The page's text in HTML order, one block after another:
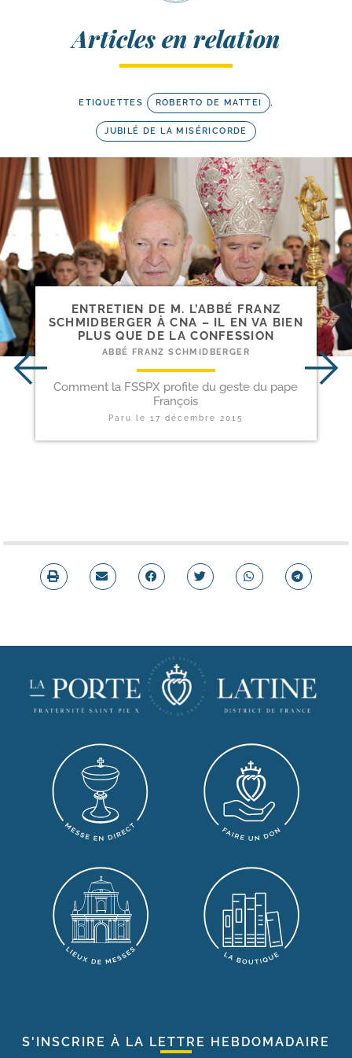
Articles en relation
ETIQUETTES ROBERTO DE MATTEI ,
JUBILÉ DE LA MISÉRICORDE
ENTRETIEN DE M. L’ABBÉ FRANZ
SCHMIDBERGER À CNA – IL EN VA BIEN
PLUS QUE DE LA CONFESSION
ABBÉ FRANZ SCHMIDBERGER
Comment la FSSPX profite du geste du pape
François
Paru le17 décembre 2015
S'INSCRIRE À LA LETTRE HEBDOMADAIRE